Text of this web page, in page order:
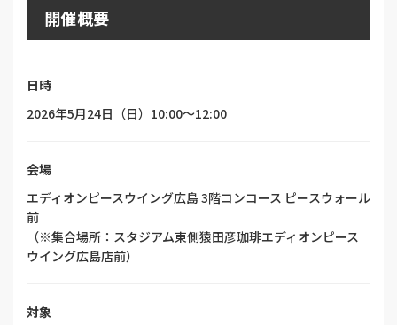
開催概要
日時
2026年5月24日（日）10:00～12:00
会場
エディオンピースウイング広島 3階コンコース ピースウォール
前
（※集合場所：スタジアム東側猿田彦珈琲エディオンピース
ウイング広島店前）
対象